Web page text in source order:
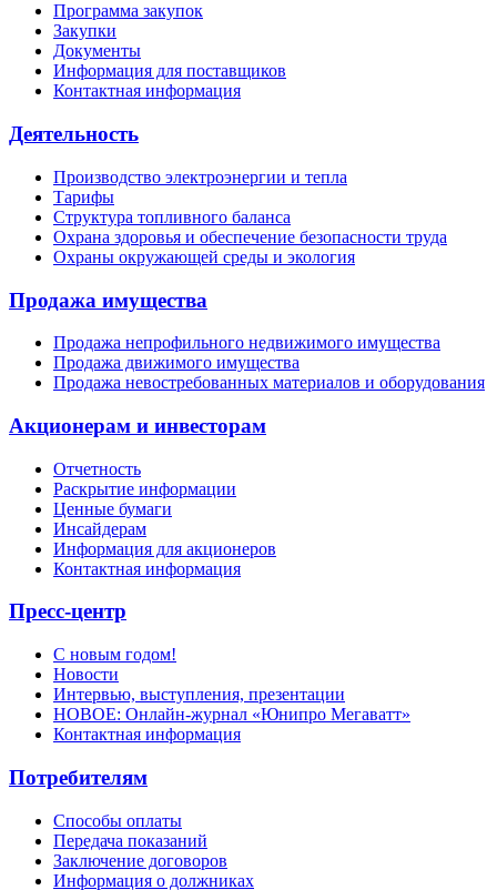
Программа закупок
Закупки
Документы
Информация для поставщиков
Контактная информация
Деятельность
Производство электроэнергии и тепла
Тарифы
Структура топливного баланса
Охрана здоровья и обеспечение безопасности труда
Охраны окружающей среды и экология
Продажа имущества
Продажа непрофильного недвижимого имущества
Продажа движимого имущества
Продажа невостребованных материалов и оборудования
Акционерам и инвесторам
Отчетность
Раскрытие информации
Ценные бумаги
Инсайдерам
Информация для акционеров
Контактная информация
Пресс-центр
С новым годом!
Новости
Интервью, выступления, презентации
НОВОЕ: Онлайн-журнал «Юнипро Мегаватт»
Контактная информация
Потребителям
Способы оплаты
Передача показаний
Заключение договоров
Информация о должниках